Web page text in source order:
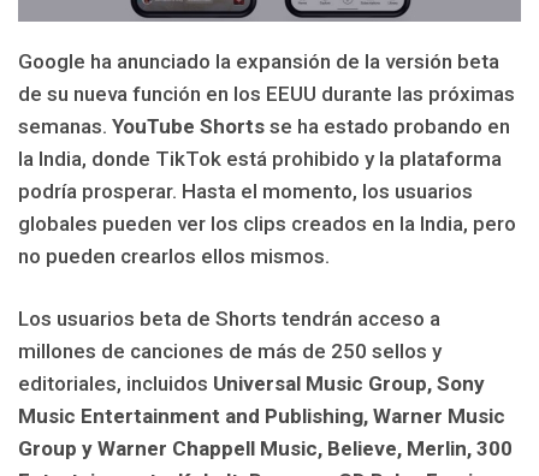
Google ha anunciado la expansión de la versión beta
de su nueva función en los EEUU durante las próximas
semanas. YouTube Shorts se ha estado probando en
la India, donde TikTok está prohibido y la plataforma
podría prosperar. Hasta el momento, los usuarios
globales pueden ver los clips creados en la India, pero
no pueden crearlos ellos mismos.
Los usuarios beta de Shorts tendrán acceso a
millones de canciones de más de 250 sellos y
editoriales, incluidos Universal Music Group, Sony
Music Entertainment and Publishing, Warner Music
Group y Warner Chappell Music, Believe, Merlin, 300